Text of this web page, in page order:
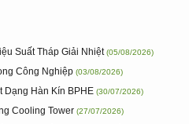
Suất Tháp Giải Nhiệt(05/08/2026)
Công Nghiệp(03/08/2026)
Dạng Hàn Kín BPHE(30/07/2026)
Cooling Tower(27/07/2026)